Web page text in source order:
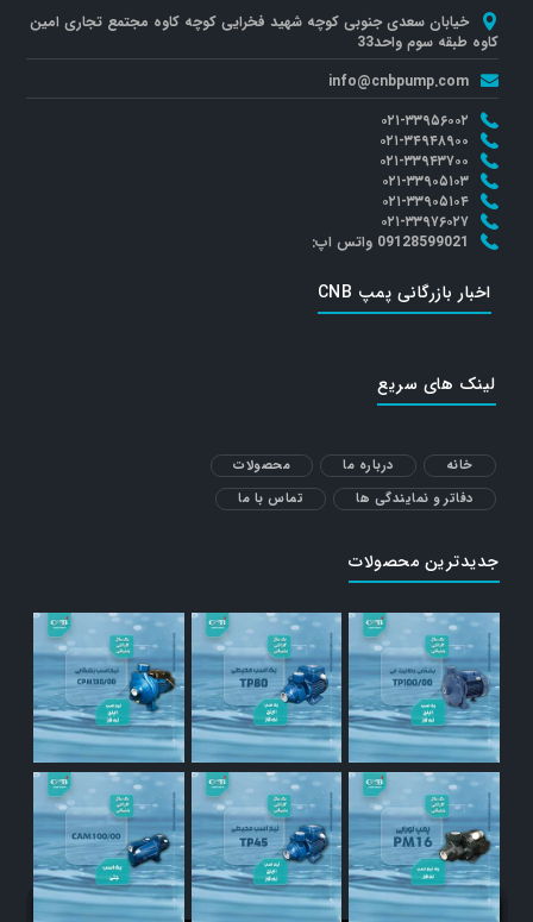
خیابان سعدی جنوبی کوچه شهید فخرایی کوچه کاوه مجتمع تجاری امین
کاوه طبقه سوم واحد33
info@cnbpump.com
۰۲۱-۳۳۹۵۶۰۰۲
۰۲۱-۳۴۹۴۸۹۰۰
۰۲۱-۳۳۹۴۳۷۰۰
۰۲۱-۳۳۹۰۵۱۰۳
۰۲۱-۳۳۹۰۵۱۰۴
۰۲۱-۳۳۹۷۶۰۲۷
09128599021 واتس اپ:
اخبار بازرگانی پمپ CNB
لینک های سریع
خانه درباره ما
محصولات
دفاتر و نمایندگی ها
تماس با ما
جدیدترین محصولات